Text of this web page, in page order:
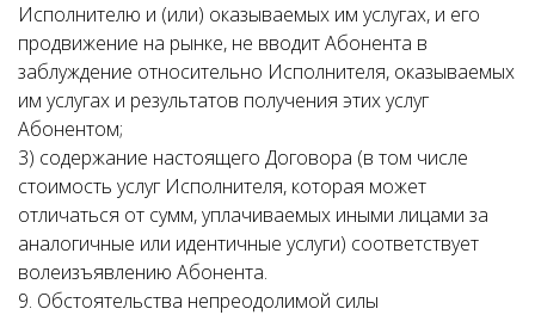
Исполнителю и (или) оказываемых им услугах, и его
продвижение на рынке, не вводит Абонента в
заблуждение относительно Исполнителя, оказываемых
им услугах и результатов получения этих услуг
Абонентом;
3) содержание настоящего Договора (в том числе
стоимость услуг Исполнителя, которая может
отличаться от сумм, уплачиваемых иными лицами за
аналогичные или идентичные услуги) соответствует
волеизъявлению Абонента.
9. Обстоятельства непреодолимой силы